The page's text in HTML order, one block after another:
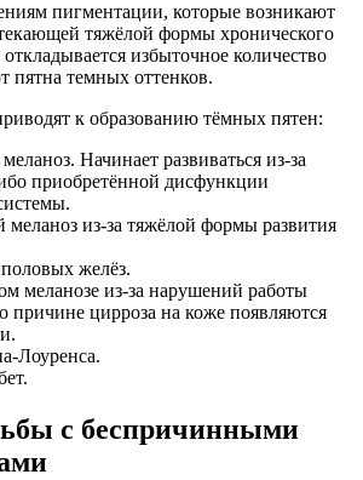
пигментации, которые возникают
тяжёлой формы хронического
избыточное количество
пятна темных оттенков.
к образованию тёмных пятен:
Начинает развиваться из-за
приобретённой дисфункции
меланоз из-за тяжёлой формы развития
желёз.
меланозе из-за нарушений работы
причине цирроза на коже появляются
Лоуренса.
с беспричинными